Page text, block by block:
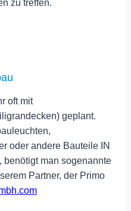
zu treffen.
oft mit
geplant.
oder andere Bauteile IN
benötigt man sogenannte
Partner, der Primo